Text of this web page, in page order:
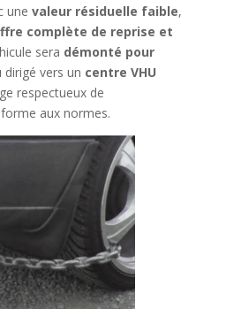
une valeur résiduelle faible,
complète de reprise et
sera démonté pour
dirigé vers un centre VHU
respectueux de
aux normes.